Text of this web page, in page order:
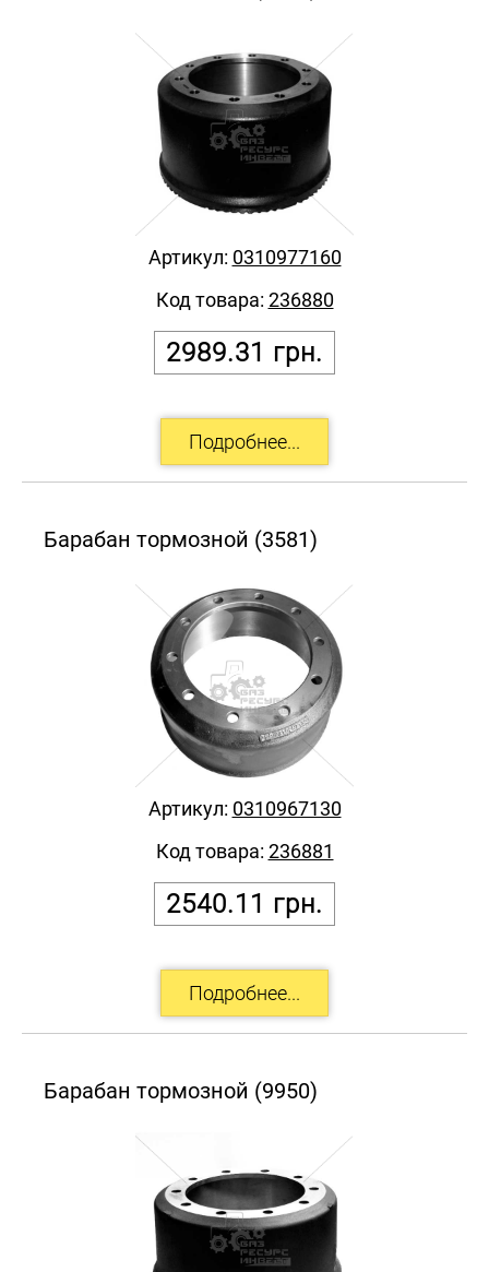
2989.31 грн.
Артикул: 0310977160
Код товара: 236880
Барабан тормозной (3581)
2540.11 грн.
Артикул: 0310967130
Код товара: 236881
Барабан тормозной (9950)